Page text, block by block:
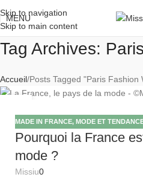
Skip to navigation
Skip to main content
MENU
Tag Archives:
Accueil Posts Tagged "Paris Fashion
FÉV
MADE IN FRANCE, MODE ET
Pourquoi la France
mode ?
Missiu0